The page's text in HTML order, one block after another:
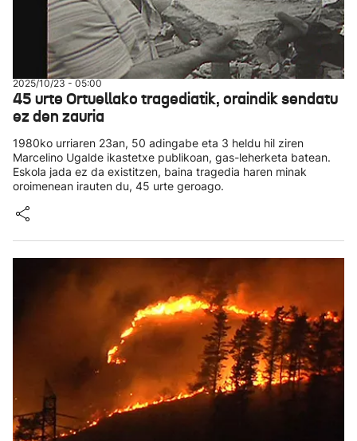
2025/10/23 - 05:00
45 urte Ortuellako tragediatik, oraindik sendatu
ez den zauria
1980ko urriaren 23an, 50 adingabe eta 3 heldu hil ziren
Marcelino Ugalde ikastetxe publikoan, gas-leherketa batean.
Eskola jada ez da existitzen, baina tragedia haren minak
oroimenean irauten du, 45 urte geroago.